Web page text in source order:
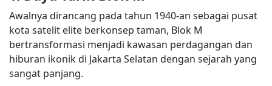
Awalnya dirancang pada tahun 1940-an sebagai pusat
kota satelit elite berkonsep taman, Blok M
bertransformasi menjadi kawasan perdagangan dan
hiburan ikonik di Jakarta Selatan dengan sejarah yang
sangat panjang.